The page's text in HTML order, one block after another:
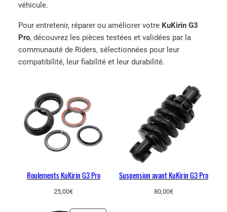
a
véhicule.
Pour entretenir, réparer ou améliorer votre KuKirin G3
Pro, découvrez les pièces testées et validées par la
communauté de Riders, sélectionnées pour leur
compatibilité, leur fiabilité et leur durabilité.
Roulements KuKirin G3 Pro
25,00€
Suspension avant KuKirin G3 Pro
80,00€